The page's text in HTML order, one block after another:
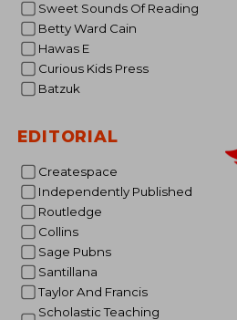
Sweet Sounds Of Reading
Betty Ward Cain
Hawas E
Curious Kids Press
Batzuk
EDITORIAL
Createspace
Independently Published
Routledge
Collins
Sage Pubns
Santillana
Taylor And Francis
Scholastic Teaching